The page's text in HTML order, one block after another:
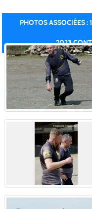
PHOTOS ASSOCIÉES :
2023